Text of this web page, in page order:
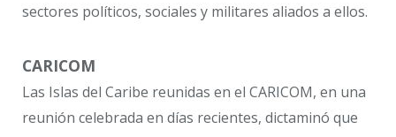
sectores políticos, sociales y militares aliados a ellos.
CARICOM
Las Islas del Caribe reunidas en el CARICOM, en una
reunión celebrada en días recientes, dictaminó que